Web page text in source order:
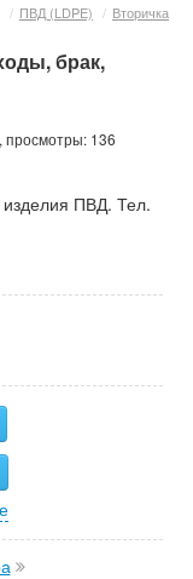
/ ПВД (LDPE) / Вторичка
брак,
просмотры: 136
ПВД. Тел.